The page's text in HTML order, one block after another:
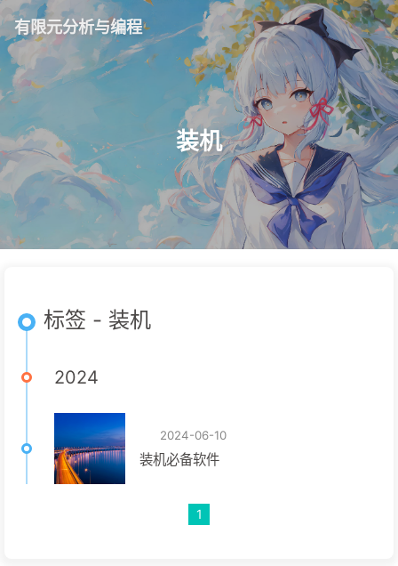
有限元分析与编程
装机
标签 - 装机
2024
2024-06-10
装机必备软件
1